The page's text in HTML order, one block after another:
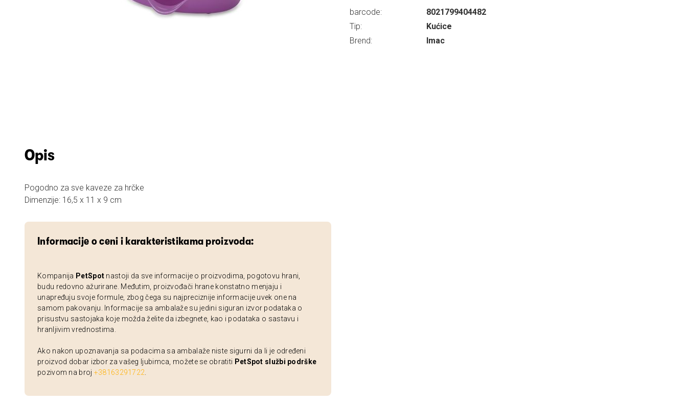
Opis
Pogodno za sve kaveze za hrčke
Dimenzije: 16,5 x 11 x 9 cm
Informacije o ceni i karakteristikama proizvoda:
Kompanija PetSpot nastoji da sve informacije o proizvodima, pogotovu hrani,
budu redovno ažurirane. Međutim, proizvođači hrane konstatno menjaju i
unapređuju svoje formule, zbog čega su najpreciznije informacije uvek one na
samom pakovanju. Informacije sa ambalaže su jedini siguran izvor podataka o
prisustvu sastojaka koje možda želite da izbegnete, kao i podataka o sastavu i
hranljivim vrednostima.
Ako nakon upoznavanja sa podacima sa ambalaže niste sigurni da li je određeni
proizvod dobar izbor za vašeg ljubimca, možete se obratiti PetSpot službi podrške
pozivom na broj +38163291722
barcode:
8021799404482
Tip:
Kućice
Brend:
Imac